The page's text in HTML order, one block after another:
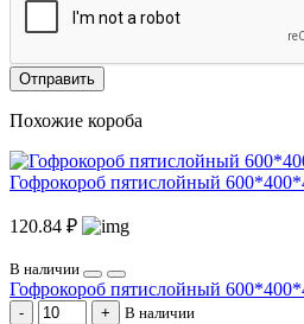
Отправить
Похожие короба
Гофрокороб пятислойный
120.84 ₽
В наличии
Гофрокороб пятислойный
В наличии